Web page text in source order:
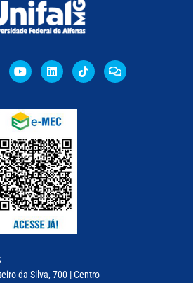
da Silva, 700 | Centro